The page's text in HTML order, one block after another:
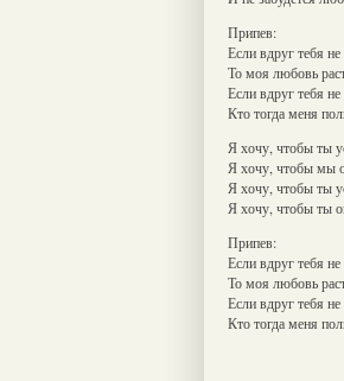
Припев:
Если вдруг тебя не
То моя любовь
Если вдруг тебя не
Кто тогда меня
Я хочу, чтобы ты
Я хочу, чтобы мы
Я хочу, чтобы ты
Я хочу, чтобы ты
Припев:
Если вдруг тебя не
То моя любовь
Если вдруг тебя не
Кто тогда меня